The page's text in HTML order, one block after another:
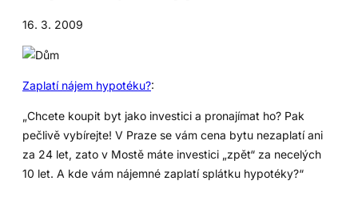
16. 3. 2009
Zaplatí nájem hypotéku?:
„Chcete koupit byt jako investici a pronajímat ho? Pak
pečlivě vybírejte! V Praze se vám cena bytu nezaplatí ani
za 24 let, zato v Mostě máte investici „zpět“ za necelých
10 let. A kde vám nájemné zaplatí splátku hypotéky?“